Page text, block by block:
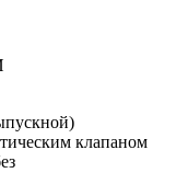
клапаном